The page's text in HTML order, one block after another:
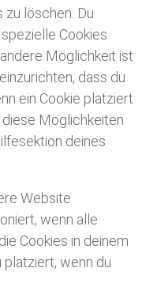
löschen. Du
Cookies
Möglichkeit ist
dass du
ein Cookie platziert
Möglichkeiten
deines
Website
wenn alle
Cookies in deinem
wenn du